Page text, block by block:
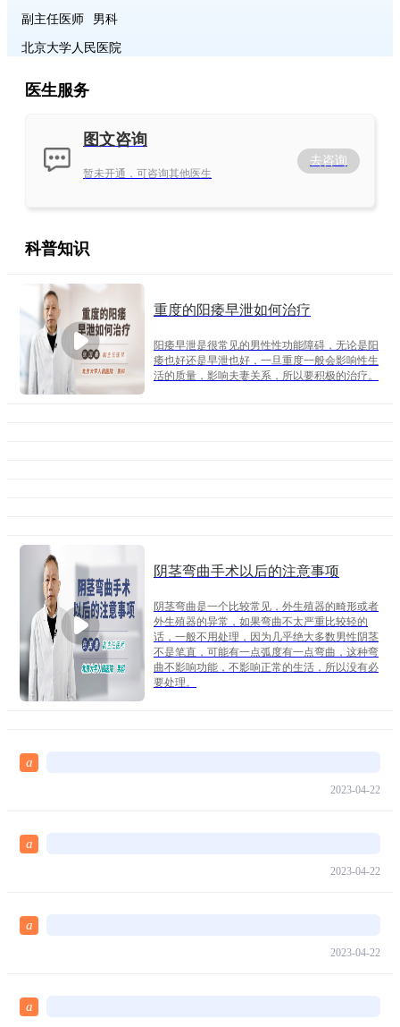
副主任医师 男科
北京大学人民医院
医生服务
图文咨询
暂未开通，可咨询其他医生
去咨询
科普知识
重度的阳痿早泄如何治疗
阳痿早泄是很常见的男性性功能障碍，无论是阳
痿也好还是早泄也好，一旦重度一般会影响性生
活的质量，影响夫妻关系，所以要积极的治疗。
阴茎弯曲手术以后的注意事项
阴茎弯曲是一个比较常见，外生殖器的畸形或者
外生殖器的异常，如果弯曲不太严重比较轻的
话，一般不用处理，因为几乎绝大多数男性阴茎
不是笔直，可能有一点弧度有一点弯曲，这种弯
曲不影响功能，不影响正常的生活，所以没有必
要处理。
a
2023-04-22
a
2023-04-22
a
2023-04-22
a